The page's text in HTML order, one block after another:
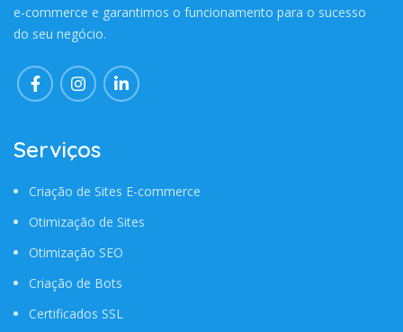
e-commerce e garantimos o funcionamento para o sucesso
do seu negócio.
Serviços
Criação de Sites E-commerce
Otimização de Sites
Otimização SEO
Criação de Bots
Certificados SSL